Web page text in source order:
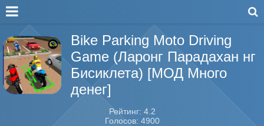
Bike Parking Moto Driving
Game (Ларонг Парадахан нг
Бисиклета) [МОД Много
денег]
Рейтинг: 4.2
Голосов: 4900